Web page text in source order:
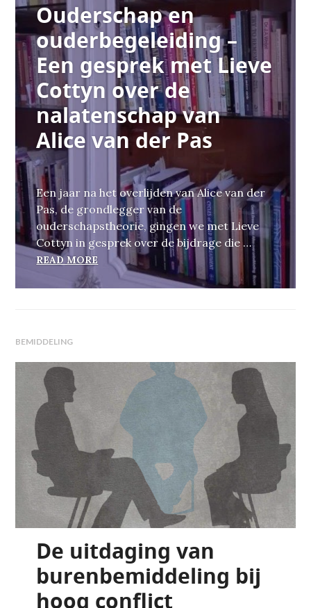
Ouderschap en
ouderbegeleiding –
Een gesprek met Lieve
Cottyn over de
nalatenschap van
Alice van der Pas
Een jaar na het overlijden van Alice van der
Pas, de grondlegger van de
ouderschapstheorie, gingen we met Lieve
Cottyn in gesprek over de bijdrage die …
READ MORE OUDERSCHAP EN OUDERBEGELEIDING
BEMIDDELING
De uitdaging van
burenbemiddeling bij
hoog conflict